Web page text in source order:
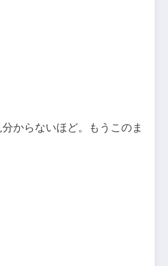
からないほど。もうこのま